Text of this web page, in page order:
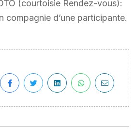
(courtoisie Rendez-vous):
compagnie d’une participante.